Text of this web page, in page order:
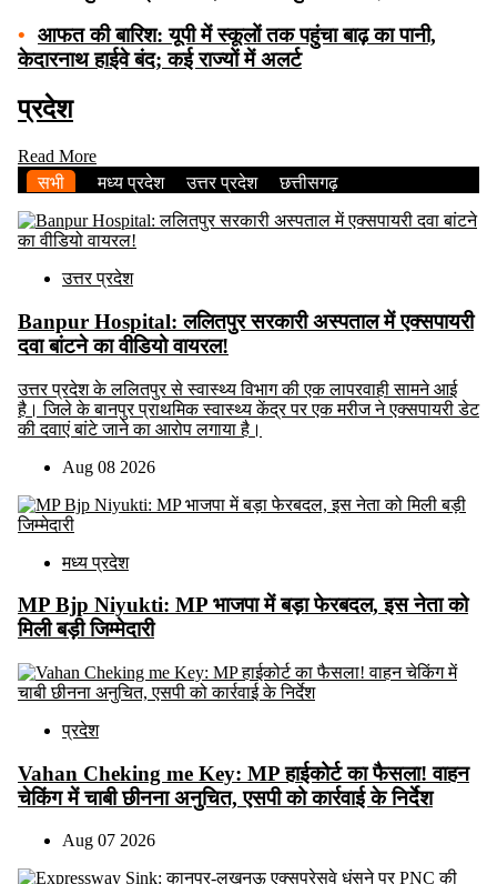
• आफत की बारिश: यूपी में स्कूलों तक पहुंचा बाढ़ का पानी,
केदारनाथ हाईवे बंद; कई राज्यों में अलर्ट
प्रदेश
Read More
सभी
मध्य प्रदेश उत्तर प्रदेश छत्तीसगढ़
उत्तर प्रदेश
Banpur Hospital: ललितपुर सरकारी अस्पताल में एक्सपायरी
दवा बांटने का वीडियो वायरल!
उत्तर प्रदेश के ललितपुर से स्वास्थ्य विभाग की एक लापरवाही सामने आई
है। जिले के बानपुर प्राथमिक स्वास्थ्य केंद्र पर एक मरीज ने एक्सपायरी डेट
की दवाएं बांटे जाने का आरोप लगाया है।
Aug 08 2026
मध्य प्रदेश
MP Bjp Niyukti: MP भाजपा में बड़ा फेरबदल, इस नेता को
मिली बड़ी जिम्मेदारी
प्रदेश
Vahan Cheking me Key: MP हाईकोर्ट का फैसला! वाहन
चेकिंग में चाबी छीनना अनुचित, एसपी को कार्रवाई के निर्देश
Aug 07 2026